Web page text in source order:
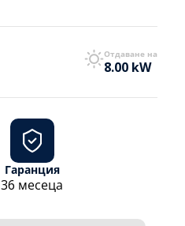
Отдаване на
8.00 kW
Гаранция
36 месеца